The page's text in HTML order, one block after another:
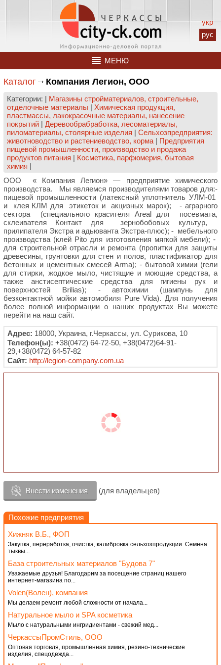
укр
рус
МЕНЮ
Каталог Компания Легион, ООО
Категории: | Магазины стройматериалов, строительные,
отделочные материалы | Химическая продукция,
пластмассы, лакокрасочные материалы, нанесение
покрытий | Деревообрабработка, лесоматериалы,
пиломатериалы, столярные изделия | Сельхозпредприятия:
животноводство и растениеводство, корма | Предприятия
пищевой промышленности, производство и продажа
продуктов питания | Косметика, парфюмерия, бытовая
химия |
ООО « Компания Легион» — предприятие химического
производства. Мы являемся производителями товаров для:-
пищевой промышленности (латексный уплотнитель УЛМ-01
и клея КЛМ для этикеток и акцизных марок); - аграрного
сектора (специального красителя Areal для посевмата,
склеивателя Контакт для зернобобовых культур,
прилипателя Экстра и адьюванта Экстра-плюс); - мебельного
производства (клей Pito для изготовления мягкой мебели); -
для строительной отрасли и ремонта (пропитки для защиты
древесины, грунтовки для стен и полов, пластификатор для
бетонных и цементных смесей Arma); - бытовой химии (гели
для стирки, жодкое мыло, чистящие и моющие средства, а
также анстисептические средства для гигиены рук и
поверхностей Brilias); - автохимии (шампунь для
безконтактной мойки автомобиля Pure Vida). Для получения
более полной информации о наших продуктах Вы можете
перейти на наш сайт.
Адрес: 18000, Украина, г.Черкассы, ул. Сурикова, 10
Телефон(ы): +38(0472) 64-72-50, +38(0472)64-91-
29,+38(0472) 64-57-82
Сайт: http://legion-company.com.ua
Внести изменения (для владельцев)
Похожие предприятия
Хижняк В.Б., ФОП
Закупка, переработка, очистка, калибровка сельхозпродукции. Семена
тыквы...
База строительных материалов "Будова 7"
Уважаемые друзья! Благодарим за посещение страниц нашего
интернет-магазина по...
Volen(Волен), компания
Мы делаем ремонт любой сложности от начала...
Натуральное мыло и SPA косметика
Мыло с натуральными ингридиентами - свежий мед...
ЧеркассыПромСтиль, ООО
Оптовая торговля, промышленная химия, резино-технические
изделия, спецодежда...